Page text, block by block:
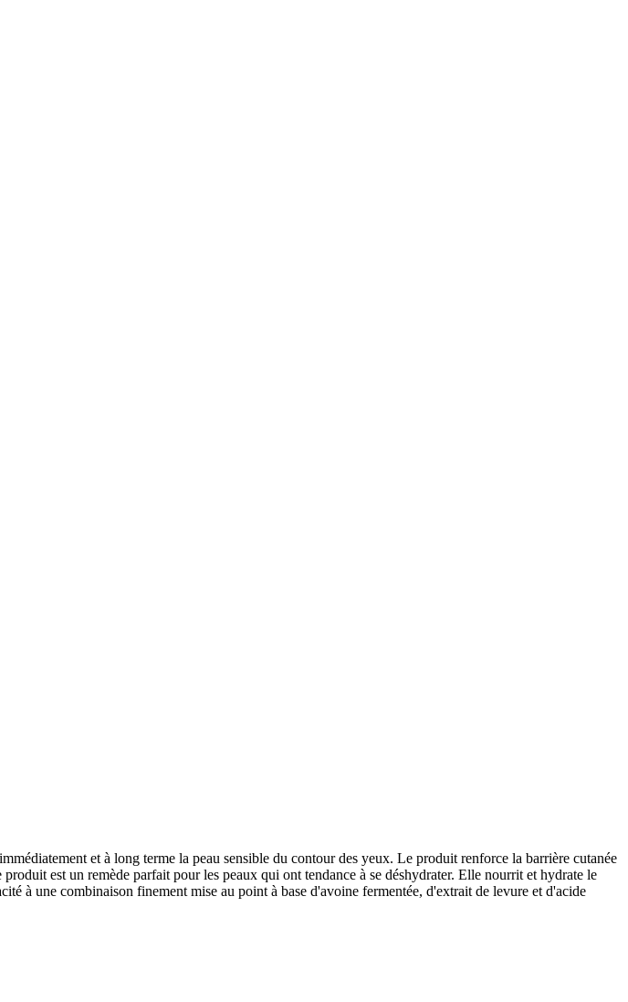
et à long terme la peau sensible du contour des yeux. Le produit renforce la barrière cutanée
est un remède parfait pour les peaux qui ont tendance à se déshydrater. Elle nourrit et hydrate le
à une combinaison finement mise au point à base d'avoine fermentée, d'extrait de levure et d'acide